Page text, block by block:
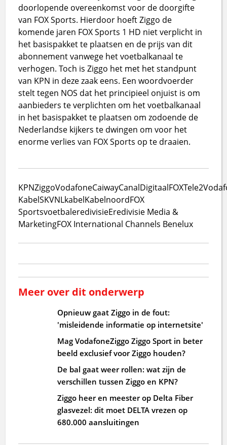
doorlopende overeenkomst voor de doorgifte
van FOX Sports. Hierdoor hoeft Ziggo de
komende jaren FOX Sports 1 HD niet verplicht in
het basispakket te plaatsen en de prijs van dit
abonnement vanwege het voetbalkanaal te
verhogen. Toch is Ziggo het met het standpunt
van KPN in deze zaak eens. Een woordvoerder
stelt tegen NOS dat het principieel onjuist is om
aanbieders te verplichten om het voetbalkanaal
in het basispakket te plaatsen om zodoende de
Nederlandse kijkers te dwingen om voor het
enorme verlies van FOX Sports op te draaien.
KPNZiggoVodafoneCaiwayCanalDigitaalFOXTele2
KabelSKVNLkabelKabelnoordFOX
SportsvoetbaleredivisieEredivisie Media &
MarketingFOX International Channels Benelux
Meer over dit onderwerp
Opnieuw gaat Ziggo in de fout:
'misleidende informatie op internetsite'
Mag VodafoneZiggo Ziggo Sport in beter
beeld exclusief voor Ziggo houden?
De bal gaat weer rollen: wat zijn de
verschillen tussen Ziggo en KPN?
Ziggo heer en meester op Delta Fiber
glasvezel: dit moet DELTA vrezen op
680.000 aansluitingen